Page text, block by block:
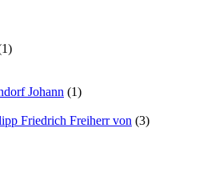
Johann (1)
Friedrich Freiherr von (3)